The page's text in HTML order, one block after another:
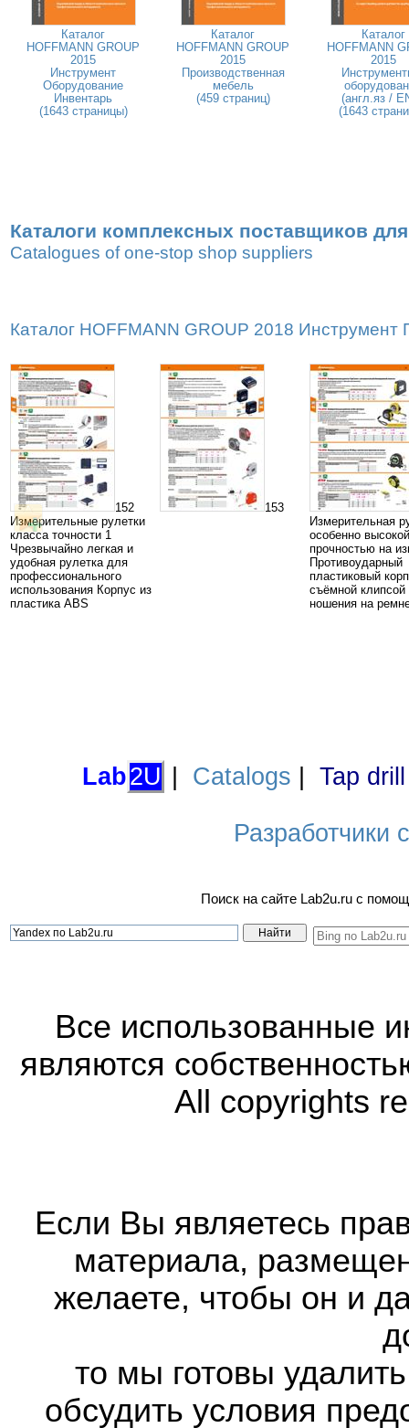
Каталог
HOFFMANN GROUP
2015
Инструмент
Оборудование
Инвентарь
(1643 страницы)
Каталог
HOFFMANN GROUP
2015
Производственная
мебель
(459 страниц)
Каталог
HOFFMANN
2015
(англ.яз /
(1643
Каталоги комплексных поставщиков
Catalogues of one-stop shop suppliers
Каталог HOFFMANN GROUP 2018
152
Измерительные рулетки
класса точности 1
Чрезвычайно легкая и
удобная рулетка для
профессионального
использования Корпус из
пластика ABS
153
Измерительная
особенно высокой
прочностью на
Противоударный
пластиковый
съёмной клипсой
ношения на
Lab2U Catalogs Tap
Разработчики
Поиск на сайте Lab2u.ru с
Все использованные
являются
All copyrights
Если Вы являетесь
материала,
желаете, чтобы он и
то мы готовы
обсудить условия